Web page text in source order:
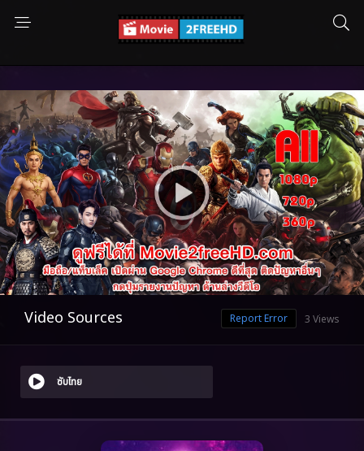
Video Sources 3 Views
Report Error
ซับไทย